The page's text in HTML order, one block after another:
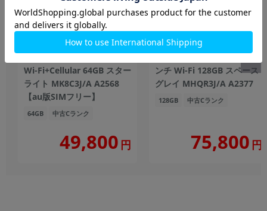
Wi-Fi+Cellular 64GB スター
ライト MK8C3J/A A2568
【au版SIMフリー】
64GB 中古Cランク
49,800 円
ンチ Wi-Fi 128GB スペース
グレイ MHQR3J/A A2377
128GB 中古Cランク
75,800 円